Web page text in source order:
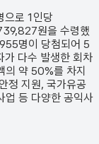
으로 1인당
원을 수령했
명이 당첨되어 5
가 다수 발생한 회차
의 약 50%를 차지
정 지원, 국가유공
업 등 다양한 공익사